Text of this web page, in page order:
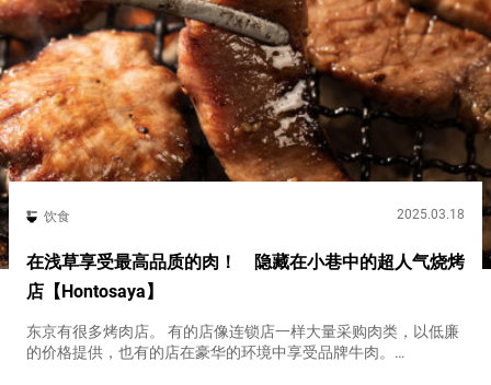
饮食 2025.03.18
在浅草享受最高品质的肉！ 隐藏在小巷中的超人气烧烤
店【Hontosaya】
东京有很多烤肉店。 有的店像连锁店一样大量采购肉类，以低廉
的价格提供，也有的店在豪华的环境中享受品牌牛肉。